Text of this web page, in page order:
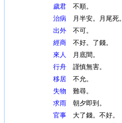
歲君不順。
治病 月半安。月尾死。
出外不可。
經商不好。了錢。
來人 月底間。
行舟謹慎無害。
移居不允。
失物 難尋。
求雨朝夕即到。
官事大了錢。不好。